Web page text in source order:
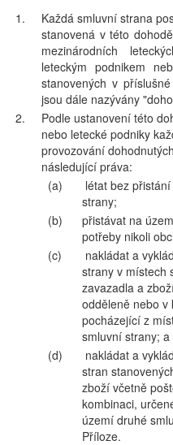
1.
Každá smluvní strana
stanovená v této
mezinárodních
leteckým podnikem
stanovených v
jsou dále nazývány
2.
Podle ustanovení této
nebo letecké podniky
provozování
následující práva:
(a)
létat bez
strany;
(b)
přistávat na
potřeby nikoli
(c)
nakládat a
strany v místech
zavazadla a
odděleně nebo v
pocházející z
smluvní strany; a
(d)
nakládat a
stran
zboží včetně
kombinaci,
území druhé
Příloze.